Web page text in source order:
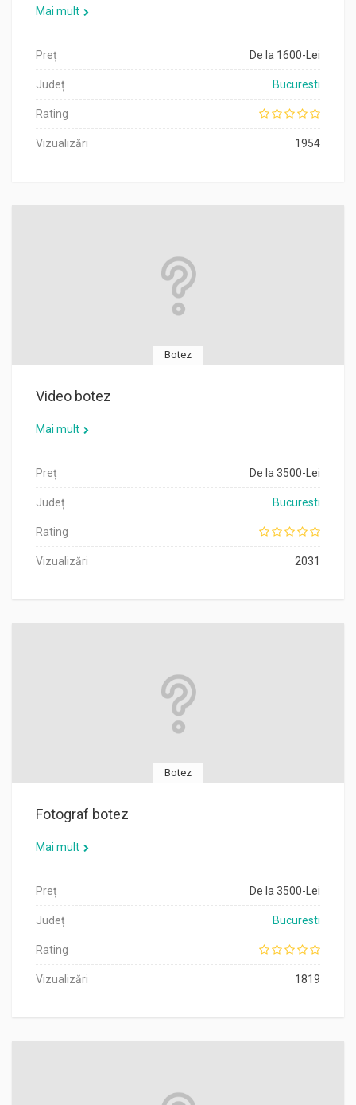
Mai mult
Preț De la 1600-Lei
Județ Bucuresti
Rating
Vizualizări 1954
Botez
Video botez
Mai mult
Preț De la 3500-Lei
Județ Bucuresti
Rating
Vizualizări 2031
Botez
Fotograf botez
Mai mult
Preț De la 3500-Lei
Județ Bucuresti
Rating
Vizualizări 1819